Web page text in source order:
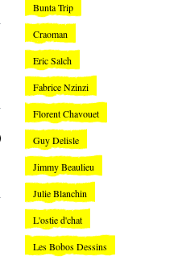
Bunta Trip
Craoman
Eric Salch
Fabrice Nzinzi
Florent Chavouet
Guy Delisle
Jimmy Beaulieu
Julie Blanchin
L'ostie d'chat
Les Bobos Dessins